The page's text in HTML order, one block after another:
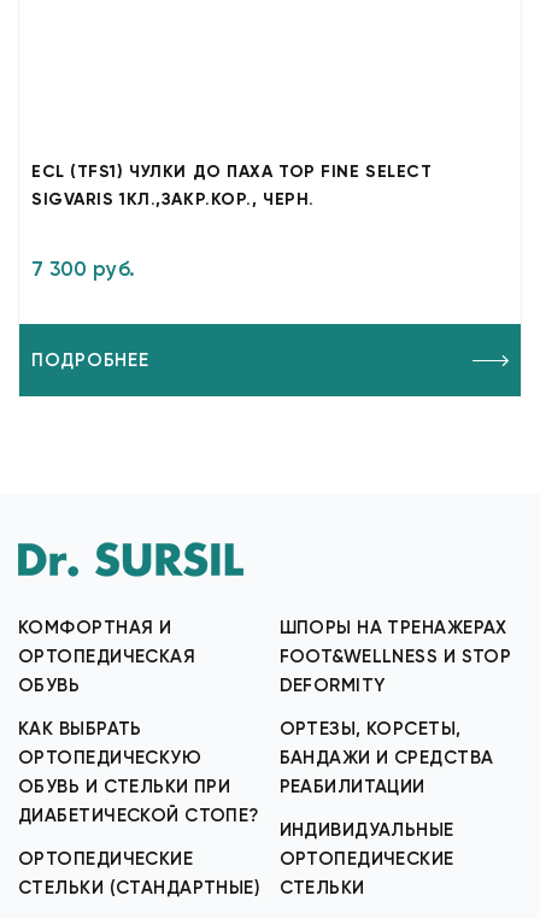
ECL (TFS1) ЧУЛКИ ДО ПАХА TOP FINE SELECT
SIGVARIS 1КЛ.,ЗАКР.КОР., ЧЕРН.
7 300 руб.
ПОДРОБНЕЕ
КОМФОРТНАЯ И
ОРТОПЕДИЧЕСКАЯ
ОБУВЬ
КАК ВЫБРАТЬ
ОРТОПЕДИЧЕСКУЮ
ОБУВЬ И СТЕЛЬКИ ПРИ
ДИАБЕТИЧЕСКОЙ СТОПЕ?
ОРТОПЕДИЧЕСКИЕ
СТЕЛЬКИ (СТАНДАРТНЫЕ)
ШПОРЫ НА ТРЕНАЖЕРАХ
FOOT&WELLNESS И STOP
DEFORMITY
ОРТЕЗЫ, КОРСЕТЫ,
БАНДАЖИ И СРЕДСТВА
РЕАБИЛИТАЦИИ
ИНДИВИДУАЛЬНЫЕ
ОРТОПЕДИЧЕСКИЕ
СТЕЛЬКИ